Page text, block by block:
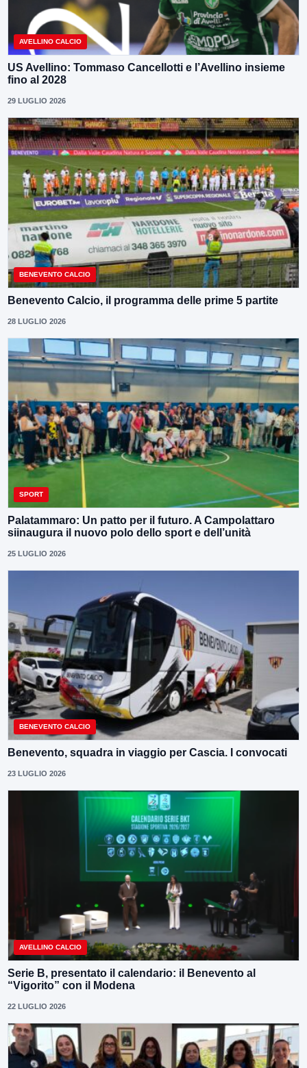
AVELLINO CALCIO
US Avellino: Tommaso Cancellotti e l’Avellino insieme
fino al 2028
29 LUGLIO 2026
BENEVENTO CALCIO
Benevento Calcio, il programma delle prime 5 partite
28 LUGLIO 2026
SPORT
Palatammaro: Un patto per il futuro. A Campolattaro
siinaugura il nuovo polo dello sport e dell’unità
25 LUGLIO 2026
BENEVENTO CALCIO
Benevento, squadra in viaggio per Cascia. I convocati
23 LUGLIO 2026
AVELLINO CALCIO
Serie B, presentato il calendario: il Benevento al
“Vigorito” con il Modena
22 LUGLIO 2026